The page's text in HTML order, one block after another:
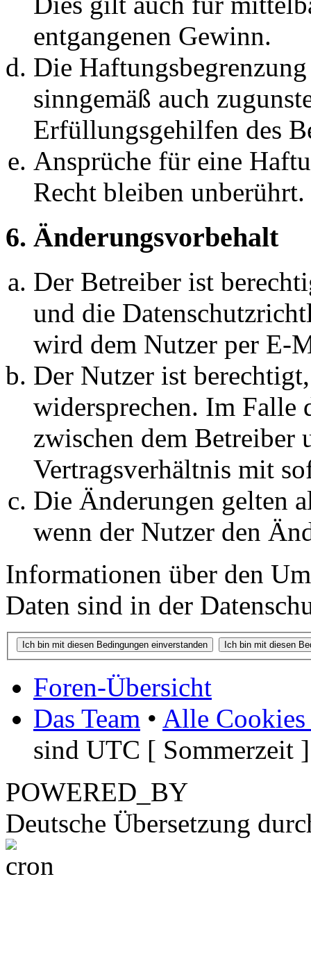
entgangenen Gewinn.
Die
sinngemäß auch
Erfüllungsgehilfen des
Ansprüche für eine
Recht bleiben unberührt.
6. Änderungsvorbehalt
Der Betreiber ist
und die
wird dem Nutzer per E-
Der Nutzer ist
widersprechen. Im Falle
zwischen dem Betreiber
Vertragsverhältnis mit
Die Änderungen gelten
wenn der Nutzer den
Informationen über den
Daten sind in der
Foren-Übersicht
Das Team • Alle Cookies
sind UTC [ Sommerzeit ]
POWERED_BY
Deutsche Übersetzung